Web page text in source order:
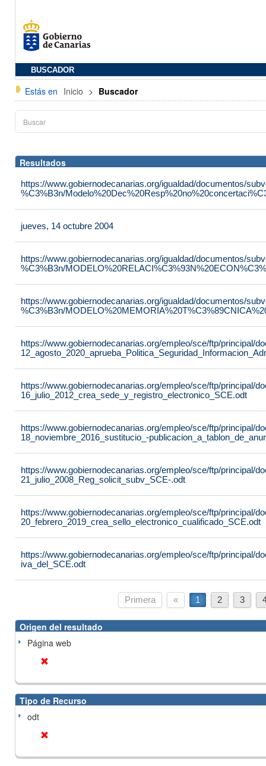
BUSCADOR
Estás en Inicio > Buscador
Resultados
https://www.gobiernodecanarias.org/igualdad/documentos/
%C3%B3n/
jueves, 14 octubre 2004
https://www.gobiernodecanarias.org/igualdad/documentos/
%C3%B3n/
https://www.gobiernodecanarias.org/igualdad/documentos/
%C3%B3n/
https://www.gobiernodecanarias.org/empleo/sce/ftp/principal/
https://www.gobiernodecanarias.org/empleo/sce/ftp/principal/
16_julio_2012_crea_sede_y_registro_electronico_SCE.odt
https://www.gobiernodecanarias.org/empleo/sce/ftp/principal/
18_noviembre_2016_sustitucio_-
https://www.gobiernodecanarias.org/empleo/sce/ftp/principal/
21_julio_2008_Reg_solicit_subv_SCE-.odt
https://www.gobiernodecanarias.org/empleo/sce/ftp/principal/
20_febrero_2019_crea_sello_electronico_cualificado_SCE.odt
https://www.gobiernodecanarias.org/empleo/sce/ftp/principal/
iva_del_SCE.odt
Primera « 1 2 3
Origen del resultado
Página web
Tipo de Recurso
odt